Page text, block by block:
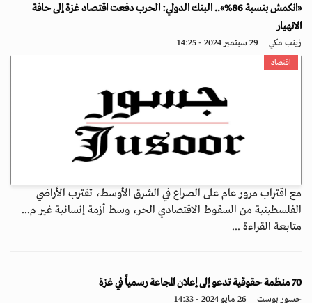
«انكمش بنسبة 86%».. البنك الدولي: الحرب دفعت اقتصاد غزة إلى حافة
الانهيار
زينب مكي 29 سبتمبر 2024 - 14:25
اقتصاد
مع اقتراب مرور عام على الصراع في الشرق الأوسط، تقترب الأراضي
الفلسطينية من السقوط الاقتصادي الحر، وسط أزمة إنسانية غير م...
متابعة القراءة ...
70 منظمة حقوقية تدعو إلى إعلان المجاعة رسمياً في غزة
جسور بوست 26 مايو 2024 - 14:33